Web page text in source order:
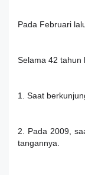
Pada Februari
Selama 42 tahun
1. Saat
2. Pada 2009,
tangannya.